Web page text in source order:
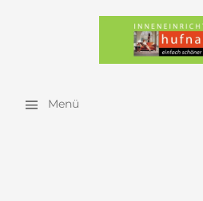
Menü